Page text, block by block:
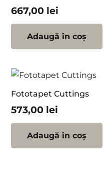
667,00 lei
Adaugă în coș
Fototapet Cuttings
573,00 lei
Adaugă în coș